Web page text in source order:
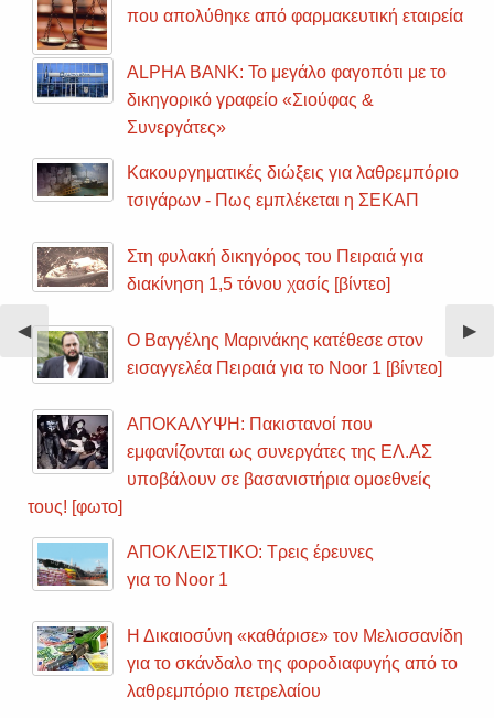
Previous
Slide
◀︎ ▶︎
που απολύθηκε από φαρμακευτική εταιρεία
ALPHA BANK: Το μεγάλο φαγοπότι με το
δικηγορικό γραφείο «Σιούφας &
Συνεργάτες»
Κακουργηματικές διώξεις για λαθρεμπόριο
τσιγάρων - Πως εμπλέκεται η ΣΕΚΑΠ
Στη φυλακή δικηγόρος του Πειραιά για
διακίνηση 1,5 τόνου χασίς [βίντεο]
Ο Βαγγέλης Μαρινάκης κατέθεσε στον
εισαγγελέα Πειραιά για το Noor 1 [βίντεο]
ΑΠΟΚΑΛΥΨΗ: Πακιστανοί που
εμφανίζονται ως συνεργάτες της ΕΛ.ΑΣ
υποβάλουν σε βασανιστήρια ομοεθνείς
τους! [φωτο]
ΑΠΟΚΛΕΙΣΤΙΚΟ: Τρεις έρευνες
για το Noor 1
Η Δικαιοσύνη «καθάρισε» τον Μελισσανίδη
για το σκάνδαλο της φοροδιαφυγής από το
λαθρεμπόριο πετρελαίου